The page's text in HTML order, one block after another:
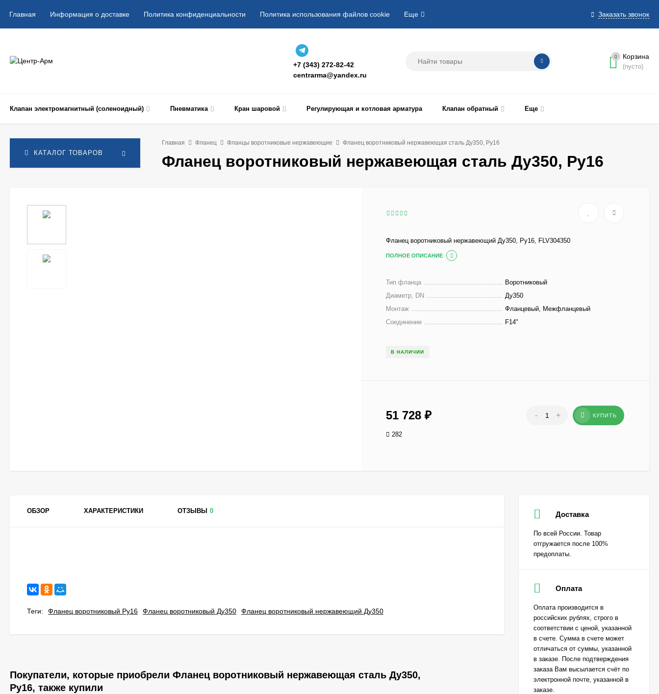
Заказать звонок
Главная Информация о доставке Политика конфиденциальности Политика использования файлов cookie Еще
+7 (343) 272-82-42
centrarma@yandex.ru
0 Корзина
(пусто)
Клапан электромагнитный (соленоидный) Пневматика Кран шаровой Регулирующая и котловая арматура Клапан обратный Еще
КАТАЛОГ ТОВАРОВ
Главная Фланец Фланцы воротниковые нержавеющие Фланец воротниковый нержавеющая сталь Ду350, Ру16
Фланец воротниковый нержавеющая сталь Ду350, Ру16
Фланец воротниковый нержавеющий Ду350, Ру16, FLV304350
ПОЛНОЕ ОПИСАНИЕ
Тип фланца
Воротниковый
Диаметр, DN
Ду350
Монтаж
Фланцевый, Межфланцевый
Соединение
F14"
В НАЛИЧИИ
51 728₽ - + КУПИТЬ
282
ОБЗОР ХАРАКТЕРИСТИКИ ОТЗЫВЫ 0
Теги: Фланец воротниковый Ру16 Фланец воротниковый Ду350 Фланец воротниковый нержавеющий Ду350
Покупатели, которые приобрели Фланец воротниковый нержавеющая сталь Ду350,
Ру16, также купили
Доставка
По всей России. Товар
отгружается после 100%
предоплаты.
Оплата
Оплата производится в
российских рублях, строго в
соответствии с ценой, указанной
в счете. Сумма в счете может
отличаться от суммы, указанной
в заказе. После подтверждения
заказа Вам высылается счёт по
электронной почте, указанной в
заказе.